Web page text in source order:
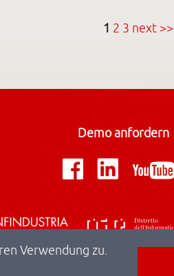
Verwendung zu.
1 2 3 next >>
Demo anfordern